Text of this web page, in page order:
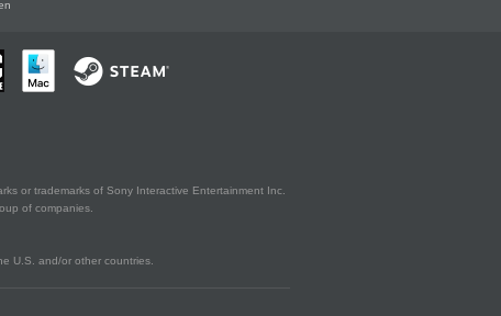
or trademarks of Sony Interactive Entertainment Inc.
of companies.
U.S. and/or other countries.